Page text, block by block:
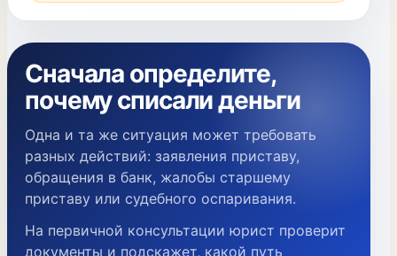
Сначала определите,
почему списали деньги
Одна и та же ситуация может требовать
разных действий: заявления приставу,
обращения в банк, жалобы старшему
приставу или судебного оспаривания.
На первичной консультации юрист проверит
документы и подскажет, какой путь